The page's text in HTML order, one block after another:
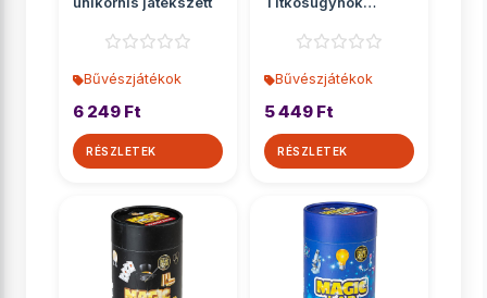
Bűvészjátékok
6 249 Ft
RÉSZLETEK
Bűvészjátékok
5 449 Ft
RÉSZLETEK